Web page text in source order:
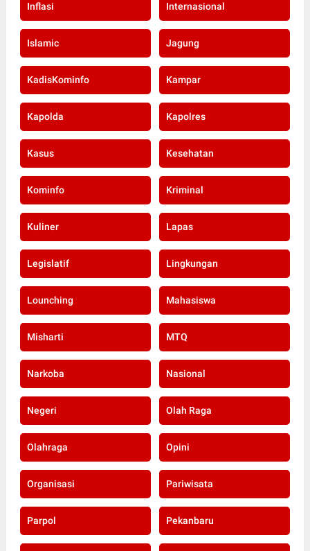
Inflasi Internasional
Islamic Jagung
KadisKominfo Kampar
Kapolda Kapolres
Kasus Kesehatan
Kominfo Kriminal
Kuliner Lapas
Legislatif Lingkungan
Lounching Mahasiswa
Misharti MTQ
Narkoba Nasional
Negeri Olah Raga
Olahraga Opini
Organisasi Pariwisata
Parpol Pekanbaru